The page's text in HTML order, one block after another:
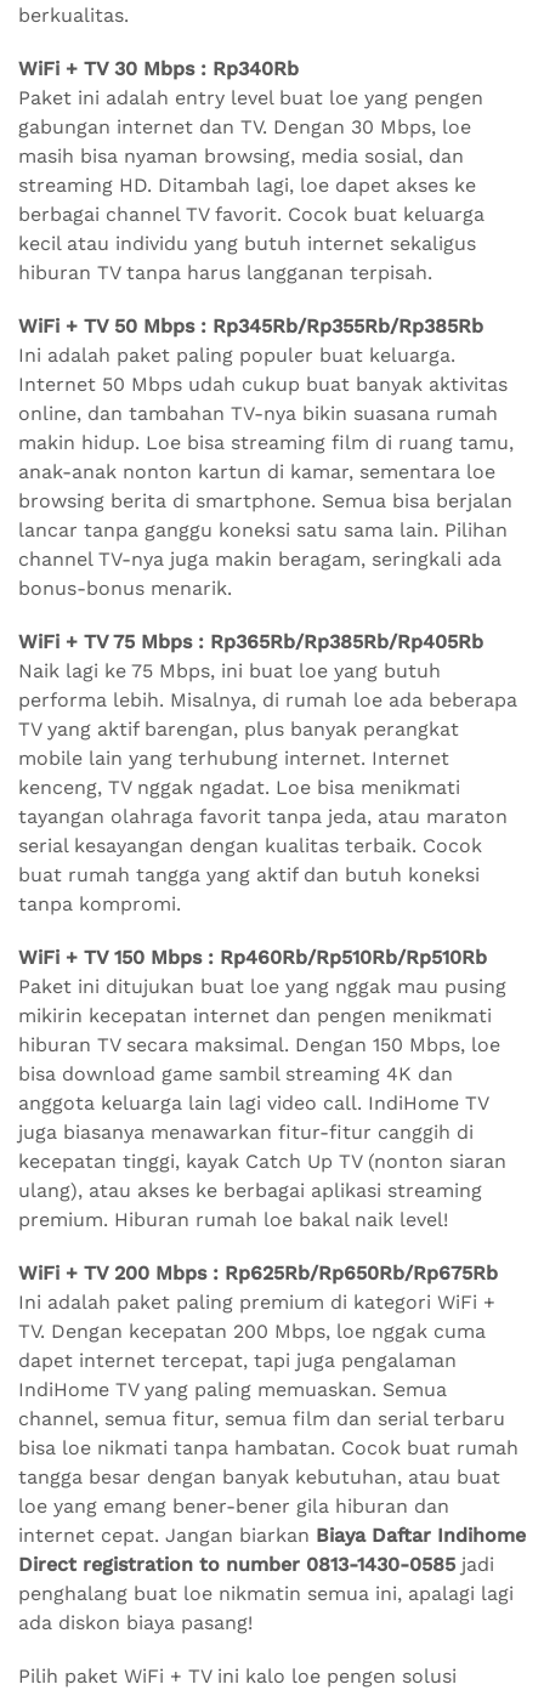
berkualitas.
WiFi + TV 30 Mbps : Rp340Rb
Paket ini adalah entry level buat loe yang pengen
gabungan internet dan TV. Dengan 30 Mbps, loe
masih bisa nyaman browsing, media sosial, dan
streaming HD. Ditambah lagi, loe dapet akses ke
berbagai channel TV favorit. Cocok buat keluarga
kecil atau individu yang butuh internet sekaligus
hiburan TV tanpa harus langganan terpisah.
WiFi + TV 50 Mbps : Rp345Rb/Rp355Rb/Rp385Rb
Ini adalah paket paling populer buat keluarga.
Internet 50 Mbps udah cukup buat banyak aktivitas
online, dan tambahan TV-nya bikin suasana rumah
makin hidup. Loe bisa streaming film di ruang tamu,
anak-anak nonton kartun di kamar, sementara loe
browsing berita di smartphone. Semua bisa berjalan
lancar tanpa ganggu koneksi satu sama lain. Pilihan
channel TV-nya juga makin beragam, seringkali ada
bonus-bonus menarik.
WiFi + TV 75 Mbps : Rp365Rb/Rp385Rb/Rp405Rb
Naik lagi ke 75 Mbps, ini buat loe yang butuh
performa lebih. Misalnya, di rumah loe ada beberapa
TV yang aktif barengan, plus banyak perangkat
mobile lain yang terhubung internet. Internet
kenceng, TV nggak ngadat. Loe bisa menikmati
tayangan olahraga favorit tanpa jeda, atau maraton
serial kesayangan dengan kualitas terbaik. Cocok
buat rumah tangga yang aktif dan butuh koneksi
tanpa kompromi.
WiFi + TV 150 Mbps : Rp460Rb/Rp510Rb/Rp510Rb
Paket ini ditujukan buat loe yang nggak mau pusing
mikirin kecepatan internet dan pengen menikmati
hiburan TV secara maksimal. Dengan 150 Mbps, loe
bisa download game sambil streaming 4K dan
anggota keluarga lain lagi video call. IndiHome TV
juga biasanya menawarkan fitur-fitur canggih di
kecepatan tinggi, kayak Catch Up TV (nonton siaran
ulang), atau akses ke berbagai aplikasi streaming
premium. Hiburan rumah loe bakal naik level!
WiFi + TV 200 Mbps : Rp625Rb/Rp650Rb/Rp675Rb
Ini adalah paket paling premium di kategori WiFi +
TV. Dengan kecepatan 200 Mbps, loe nggak cuma
dapet internet tercepat, tapi juga pengalaman
IndiHome TV yang paling memuaskan. Semua
channel, semua fitur, semua film dan serial terbaru
bisa loe nikmati tanpa hambatan. Cocok buat rumah
tangga besar dengan banyak kebutuhan, atau buat
loe yang emang bener-bener gila hiburan dan
internet cepat. Jangan biarkan Biaya Daftar Indihome
Direct registration to number 0813-1430-0585 jadi
penghalang buat loe nikmatin semua ini, apalagi lagi
ada diskon biaya pasang!
Pilih paket WiFi + TV ini kalo loe pengen solusi